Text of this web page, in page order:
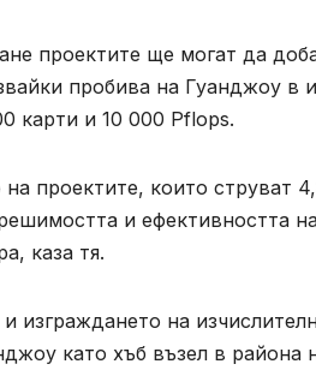
проектите ще могат да
пробива на Гуанджоу в
карти и 10 000 Pflops.
проектите, които струват
и ефективността
каза тя.
изграждането на
като хъб възел в района